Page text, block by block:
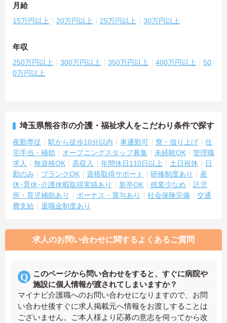
月給
15万円以上 20万円以上 25万円以上 30万円以上
年収
250万円以上 300万円以上 350万円以上 400万円以上
50
0万円以上
埼玉県熊谷市の介護・福祉求人をこだわり条件で探す
夜勤専従 駅から徒歩10分以内 車通勤可 寮・借り上げ
住
宅手当・補助
オープニングスタッフ募集 未経験OK
管理職
求人
無資格OK 高収入 年間休日110日以上 土日祝休
日
勤のみ
ブランクOK 資格取得サポート 研修制度あり
産
休･育休･介護休暇取得実績あり
新卒OK 残業少なめ
託児
所・育児補助あり
ボーナス・賞与あり 社会保険完備
交通
費支給
退職金制度あり
求人のお問い合わせに関するよくあるご質問
このページから問い合わせをすると、すぐに病院や
施設に個人情報が渡されてしまいますか？
マイナビ介護職へのお問い合わせになりますので、お問
い合わせ後すぐに求人掲載元へ情報をお渡しすることは
ございません。ご本人様より応募の意志を伺ってから改